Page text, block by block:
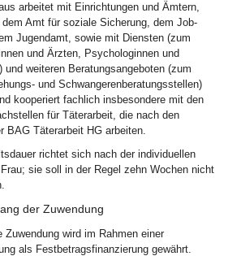
arbeitet mit Einrichtungen und Ämtern,
Amt für soziale Sicherung, dem Job-
Jugendamt, sowie mit Diensten (zum
und Ärzten, Psychologinnen und
und weiteren Beratungsangeboten (zum
und Schwangerenberatungsstellen)
kooperiert fachlich insbesondere mit den
für Täterarbeit, die nach den
BAG Täterarbeit HG arbeiten.
richtet sich nach der individuellen
sie soll in der Regel zehn Wochen nicht
der Zuwendung
Zuwendung wird im Rahmen einer
als Festbetragsfinanzierung gewährt.